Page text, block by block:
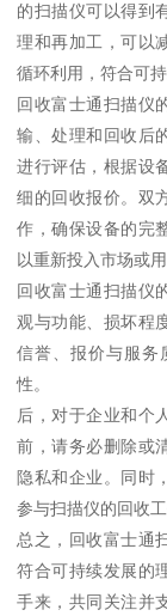
的扫描仪可以得到
理和再加工，可以
循环利用，符合可
回收富士通扫描仪
输、处理和回收后
进行评估，根据设
细的回收报价。双
作，确保设备的完
以重新投入市场或
回收富士通扫描仪
观与功能、损坏程
信誉、报价与服务
性。
后，对于企业和个
前，请务必删除或
隐私和企业。同时
参与扫描仪的回收
总之，回收富士通
符合可持续发展的
手来，共同关注并